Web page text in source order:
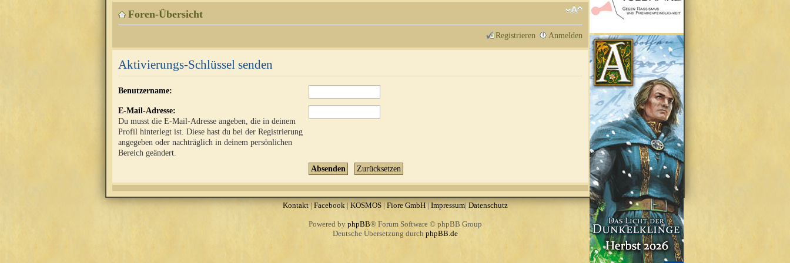
Foren-Übersicht
Registrieren Anmelden
Aktivierungs-Schlüssel senden
Benutzername:
E-Mail-Adresse:
Du musst die E-Mail-Adresse angeben, die in deinem
Profil hinterlegt ist. Diese hast du bei der Registrierung
angegeben oder nachträglich in deinem persönlichen
Bereich geändert.
Kontakt|Facebook | KOSMOS| Fiore GmbH| Impressum| Datenschutz
Powered by phpBB® Forum Software © phpBB Group
Deutsche Übersetzung durch phpBB.de